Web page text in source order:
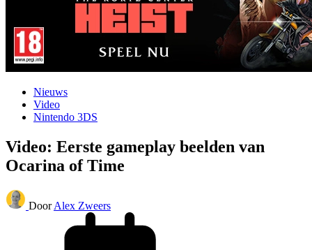
Nieuws
Video
Nintendo 3DS
Video: Eerste gameplay beelden van
Ocarina of Time
Door Alex Zweers